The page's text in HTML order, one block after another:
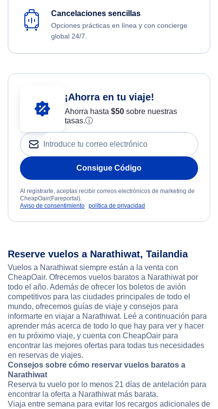
Cancelaciones sencillas
Opciones prácticas en línea y con concierge
global 24/7.
¡Ahorra en tu viaje!
Ahorra hasta $50sobre nuestras
tasas.ⓘ
Consigue Código
Al registrarte, aceptas recibir correos electrónicos de marketing de
CheapOair(Fareportal).
Aviso de consentimiento política de privacidad
Reserve vuelos a Narathiwat, Tailandia
Vuelos a Narathiwat siempre están a la venta con
CheapOair. Ofrecemos vuelos baratos a Narathiwat por
todo el año. Además de ofrecer los boletos de avión
competitivos para las ciudades principales de todo el
mundo, ofrecemos guías de viaje y consejos para
informarte en viajar a Narathiwat. Leé a continuación para
aprender más acerca de todo lo que hay para ver y hacer
en tu próximo viaje, y cuenta con CheapOair para
encontrar las mejores ofertas para todas tus necesidades
en reservas de viajes.
Consejos sobre cómo reservar vuelos baratos a
Narathiwat
Reserva tu vuelo por lo menos 21 días de antelación para
encontrar la oferta a Narathiwat más barata.
Viaja entre semana para evitar los recargos adicionales de